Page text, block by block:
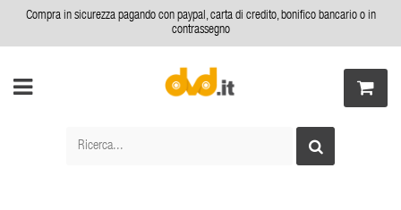
Compra in sicurezza pagando con paypal, carta di credito, bonifico bancario o in
contrassegno